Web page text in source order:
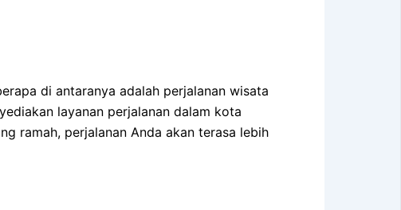
di antaranya adalah perjalanan wisata
layanan perjalanan dalam kota
ramah, perjalanan Anda akan terasa lebih